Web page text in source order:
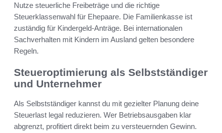
Nutze steuerliche Freibeträge und die richtige
Steuerklassenwahl für Ehepaare. Die Familienkasse ist
zuständig für Kindergeld-Anträge. Bei internationalen
Sachverhalten mit Kindern im Ausland gelten besondere
Regeln.
Steueroptimierung als Selbstständiger
und Unternehmer
Als Selbstständiger kannst du mit gezielter Planung deine
Steuerlast legal reduzieren. Wer Betriebsausgaben klar
abgrenzt, profitiert direkt beim zu versteuernden Gewinn.